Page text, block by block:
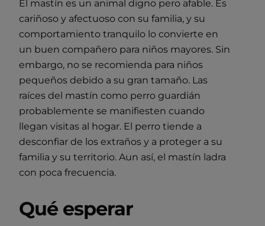
El mastín es un animal digno pero afable. Es
cariñoso y afectuoso con su familia, y su
comportamiento tranquilo lo convierte en
un buen compañero para niños mayores. Sin
embargo, no se recomienda para niños
pequeños debido a su gran tamaño. Las
raíces del mastín como perro guardián
probablemente se manifiesten cuando
llegan visitas al hogar. El perro tiende a
desconfiar de los extraños y a proteger a su
familia y su territorio. Aun así, el mastín ladra
con poca frecuencia.
Qué esperar